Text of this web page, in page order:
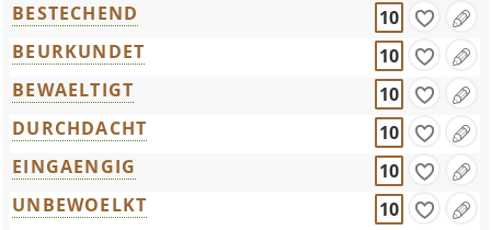
BESTECHEND
10
BEURKUNDET
10
BEWAELTIGT
10
DURCHDACHT
10
EINGAENGIG
10
UNBEWOELKT
10